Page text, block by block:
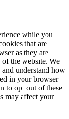
while you
that are
as they are
the website. We
understand how
in your browser
to opt-out of these
may affect your